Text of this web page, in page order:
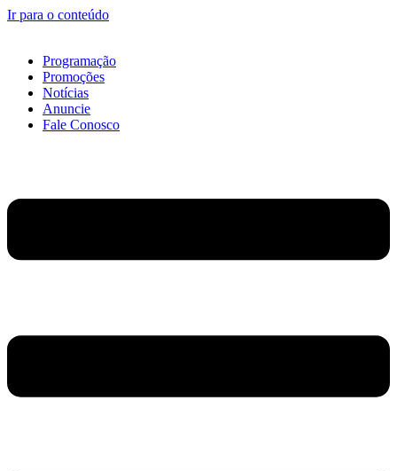
Ir para o conteúdo
Programação
Promoções
Notícias
Anuncie
Fale Conosco